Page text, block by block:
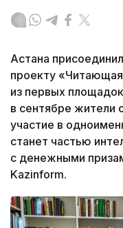
Астана
проекту
из первых
в сентябре жители
участие в
станет частью
с денежными
Kazinform.